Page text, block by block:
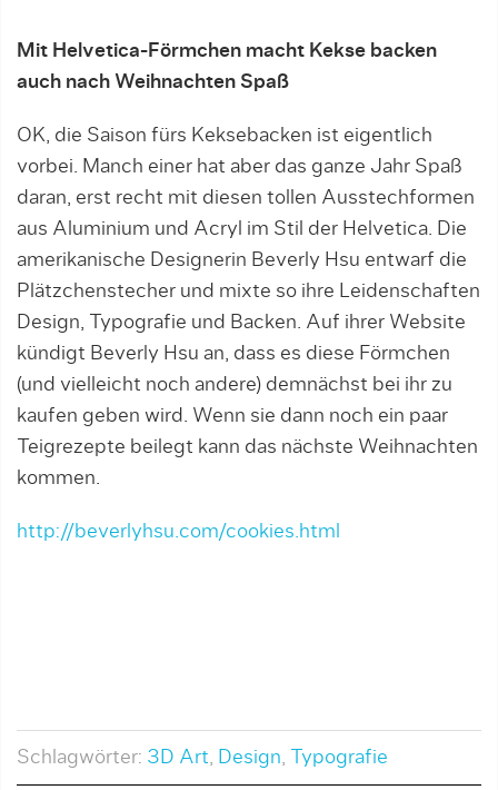
Mit Helvetica-Förmchen macht Kekse backen
auch nach Weihnachten Spaß
OK, die Saison fürs Keksebacken ist eigentlich
vorbei. Manch einer hat aber das ganze Jahr Spaß
daran, erst recht mit diesen tollen Ausstechformen
aus Aluminium und Acryl im Stil der Helvetica. Die
amerikanische Designerin Beverly Hsu entwarf die
Plätzchenstecher und mixte so ihre Leidenschaften
Design, Typografie und Backen. Auf ihrer Website
kündigt Beverly Hsu an, dass es diese Förmchen
(und vielleicht noch andere) demnächst bei ihr zu
kaufen geben wird. Wenn sie dann noch ein paar
Teigrezepte beilegt kann das nächste Weihnachten
kommen.
http://beverlyhsu.com/cookies.html
Schlagwörter: 3D Art, Design, Typografie